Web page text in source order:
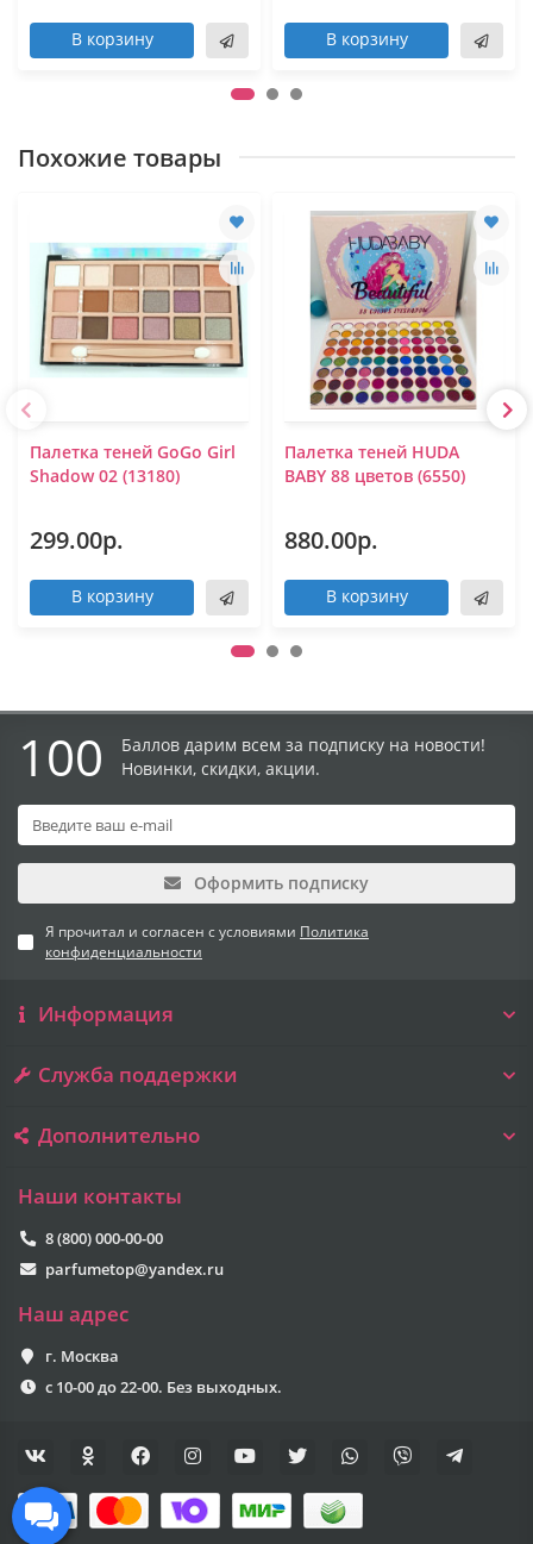
В корзину В корзину
Похожие товары
Палетка теней GoGo Girl
Shadow 02 (13180)
299.00р.
В корзину
Палетка теней HUDA
BABY 88 цветов (6550)
880.00р.
В корзину
100
Баллов дарим всем за подписку на новости!
Новинки, скидки, акции.
Оформить подписку
Я прочитал и согласен с условиями Политика
конфиденциальности
Информация
Служба поддержки
Дополнительно
Наши контакты
8 (800) 000-00-00
parfumetop@yandex.ru
Наш адрес
г. Москва
с 10-00 до 22-00. Без выходных.